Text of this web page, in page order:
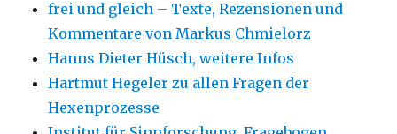
frei und gleich – Texte, Rezensionen und
Kommentare von Markus Chmielorz
Hanns Dieter Hüsch, weitere Infos
Hartmut Hegeler zu allen Fragen der
Hexenprozesse